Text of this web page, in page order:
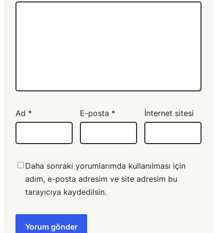
Ad * E-posta * İnternet sitesi
Daha sonraki yorumlarımda kullanılması için
adım, e-posta adresim ve site adresim bu
tarayıcıya kaydedilsin.